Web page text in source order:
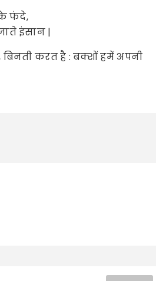
फंदे,
इंसान |
बिनती करत है : बक्शों हमें अपनी